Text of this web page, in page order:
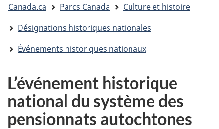
êtes
ici&nbsp;:
Canada.ca Parcs Canada
Culture et histoire
Désignations historiques nationales
Événements historiques nationaux
L’événement historique
national du système des
pensionnats autochtones